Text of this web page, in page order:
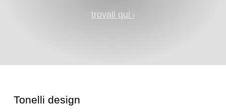
trovali qui
Tonelli design